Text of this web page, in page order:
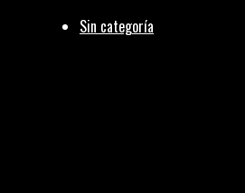
Sin categoría